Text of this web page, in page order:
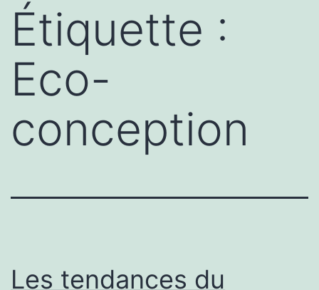
Étiquette :
Eco-
conception
Les tendances du